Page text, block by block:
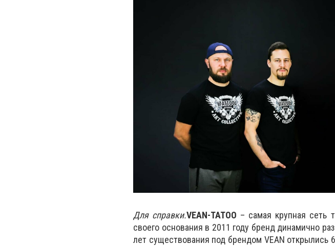
Для справки.VEAN-TATOO – самая крупная сеть
своего основания в 2011 году бренд динамично
лет существования под брендом VEAN открылись